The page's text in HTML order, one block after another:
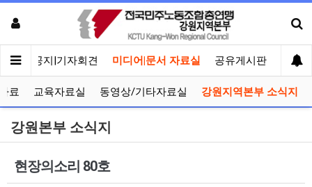
인 공지|기자회견 미디어|문서 자료실 공유게시판 선거
료 교육자료실 동영상/기타자료실 강원지역본부 소식지
강원본부 소식지
현장의소리 80호